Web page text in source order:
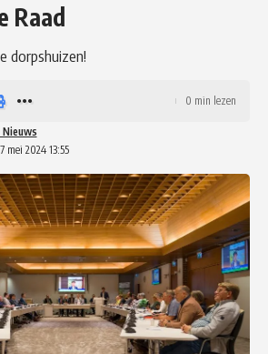
Raad
dorpshuizen!
mei 2024 13:55
0 min lezen